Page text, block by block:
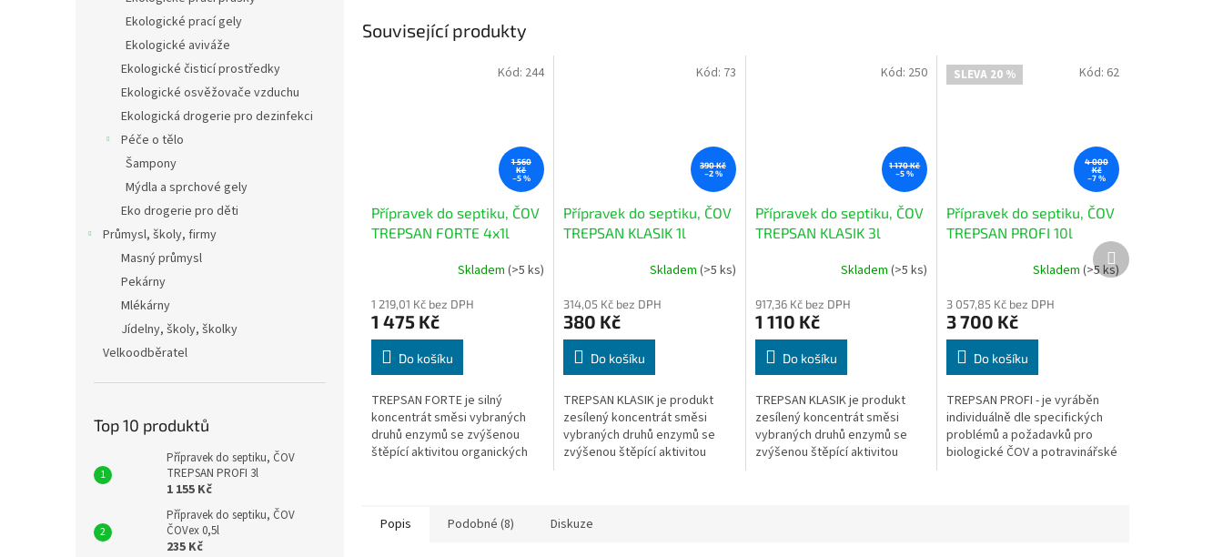
Ekologické prací gely
Ekologické aviváže
Ekologické čisticí prostředky
Ekologické osvěžovače vzduchu
Ekologická drogerie pro dezinfekci
Péče o tělo
Šampony
Mýdla a sprchové gely
Eko drogerie pro děti
Průmysl, školy, firmy
Masný průmysl
Pekárny
Mlékárny
Jídelny, školy, školky
Velkoodběratel
Top 10 produktů
Přípravek do septiku, ČOV
TREPSAN PROFI 3l
1 155 Kč
Přípravek do septiku, ČOV
ČOVex 0,5l
235 Kč
Související produkty
1 560
Kč
–5 %
Přípravek do septiku, ČOV
TREPSAN FORTE 4x1l
produktu
je
2,0
5
hvězdiček.
Skladem (>5 ks)
1 219,01 Kč bez DPH
1 475 Kč
Do košíku
TREPSAN FORTE je silný
koncentrát směsi vybraných
druhů enzymů se zvýšenou
štěpící aktivitou organických
Kód: 244
390 Kč
–2 %
Přípravek do septiku, ČOV
TREPSAN KLASIK 1l
produktu
je
3,9
5
hvězdiček.
Skladem (>5 ks)
314,05 Kč bez DPH
380 Kč
Do košíku
TREPSAN KLASIK je produkt
zesílený koncentrát směsi
vybraných druhů enzymů se
zvýšenou štěpící aktivitou
Kód: 73
1 170 Kč
–5 %
Přípravek do septiku, ČOV
TREPSAN KLASIK 3l
produktu
je
3,8
5
hvězdiček.
Skladem(>5 ks)
917,36 Kč bez DPH
1 110 Kč
Do košíku
TREPSAN KLASIK je produkt
zesílený koncentrát směsi
vybraných druhů enzymů se
zvýšenou štěpící aktivitou
Kód: 250 SLEVA 20 %
4 000
Kč
–7 %
Přípravek do septiku, ČOV
TREPSAN PROFI 10l
produktu
je
4,4
5
hvězdiček.
Skladem(>5 ks)
3 057,85 Kč bez DPH
3 700 Kč
Do košíku
TREPSAN PROFI - je vyráběn
individuálně dle specifických
problémů a požadavků pro
biologické ČOV a potravinářské
Kód: 62
Další
produkt
Popis Podobné (8) Diskuze